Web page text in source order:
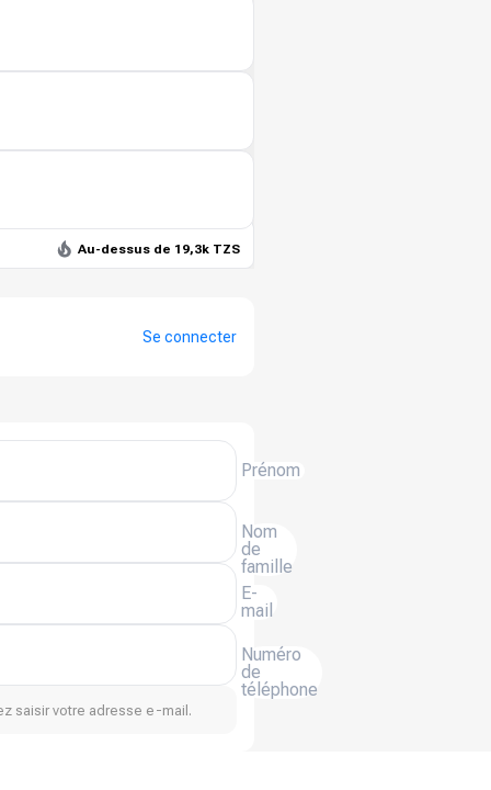
Au-dessus de 19,3k TZS
Se connecter
Prénom
Nom
de
famille
E-
mail
Numéro
de
téléphone
saisir votre adresse e-mail.